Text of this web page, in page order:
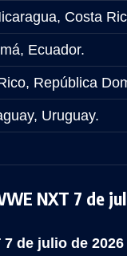
Costa
Ecuador.
República
Uruguay.
NXT 7 de
7 de julio de